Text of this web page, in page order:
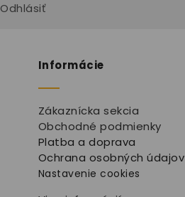
Odhlásiť
Informácie
Zákaznícka sekcia
Obchodné podmienky
Platba a doprava
Ochrana osobných údajov
Nastavenie cookies